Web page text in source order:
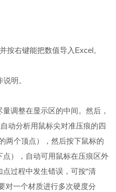
按右键能把数值导入Excel。
明。
调整在显示区的中间。然后，
动分析用鼠标尖对准压痕的四
两个顶点），然后按下鼠标的
），自动可用鼠标在压痕区外
过程中发生错误，可按“清
对一个材质进行多次硬度分